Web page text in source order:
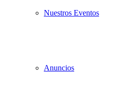
Nuestros Eventos
Anuncios